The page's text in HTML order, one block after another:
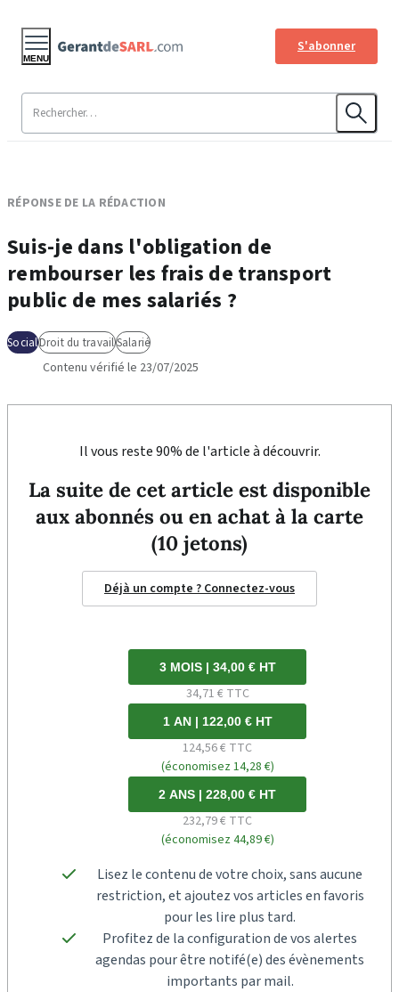
S'abonner
MENU
RÉPONSE DE LA RÉDACTION
Suis-je dans l'obligation de
rembourser les frais de transport
public de mes salariés ?
SocialDroit du travailSalarié
Contenu vérifié le 23/07/2025
Il vous reste 90% de l'article à découvrir.
La suite de cet article est disponible
aux abonnés ou en achat à la carte
(10 jetons)
Déjà un compte ? Connectez-vous
3 MOIS | 34,00 € HT
34,71 € TTC
1 AN | 122,00 € HT
124,56 € TTC
(économisez 14,28 €)
2 ANS | 228,00 € HT
232,79 € TTC
(économisez 44,89 €)
Lisez le contenu de votre choix, sans aucune
restriction, et ajoutez vos articles en favoris
pour les lire plus tard.
Profitez de la configuration de vos alertes
agendas pour être notifé(e) des évènements
importants par mail.